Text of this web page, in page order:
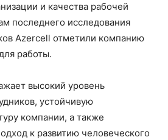
и качества рабочей
последнего исследования
Azercell отметили компанию
работы.
высокий уровень
устойчивую
компании, а также
к развитию человеческого